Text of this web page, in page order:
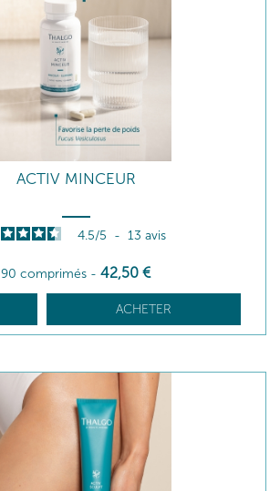
ACTIV MINCEUR
4.5/5 - 13 avis
90 comprimés - 42,50 €
ACHETER